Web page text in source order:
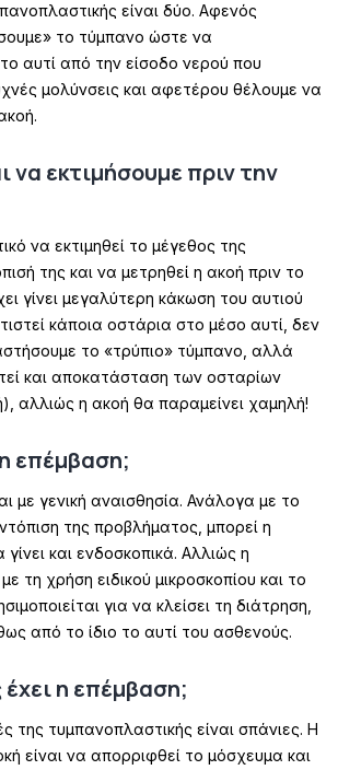
είναι δύο. Αφενός
το τύμπανο ώστε να
αυτί από την είσοδο νερού που
μολύνσεις και αφετέρου θέλουμε να
να εκτιμήσουμε πριν την
να εκτιμηθεί το μέγεθος της
της και να μετρηθεί η ακοή πριν το
γίνει μεγαλύτερη κάκωση του αυτιού
κάποια οστάρια στο μέσο αυτί, δεν
το «τρύπιο» τύμπανο, αλλά
και αποκατάσταση των οσταρίων
αλλιώς η ακοή θα παραμείνει χαμηλή!
επέμβαση;
με γενική αναισθησία. Ανάλογα με το
της προβλήματος, μπορεί η
και ενδοσκοπικά. Αλλιώς η
τη χρήση ειδικού μικροσκοπίου και το
για να κλείσει τη διάτρηση,
από το ίδιο το αυτί του ασθενούς.
έχει η επέμβαση;
της τυμπανοπλαστικής είναι σπάνιες. Η
είναι να απορριφθεί το μόσχευμα και